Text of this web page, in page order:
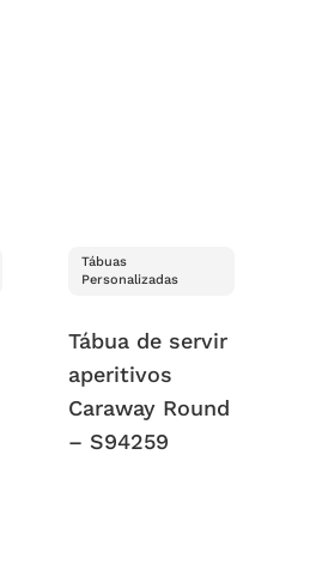
Tábuas
Personalizadas
Tábua de servir
aperitivos
Caraway Round
– S94259